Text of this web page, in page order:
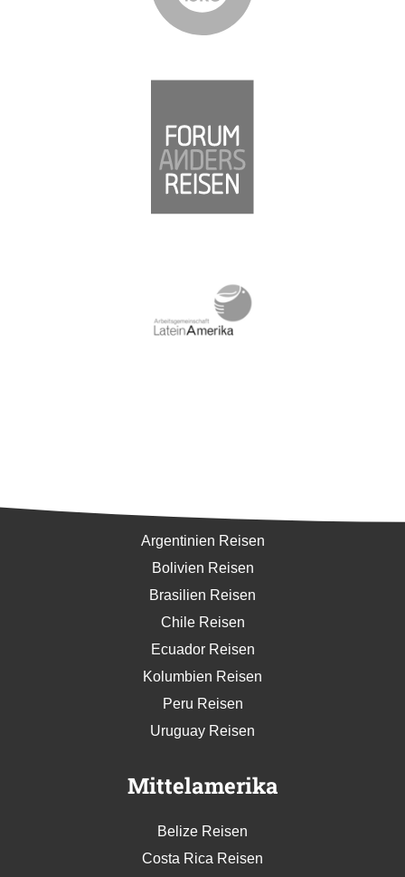
Argentinien Reisen
Bolivien Reisen
Brasilien Reisen
Chile Reisen
Ecuador Reisen
Kolumbien Reisen
Peru Reisen
Uruguay Reisen
Mittelamerika
Belize Reisen
Costa Rica Reisen